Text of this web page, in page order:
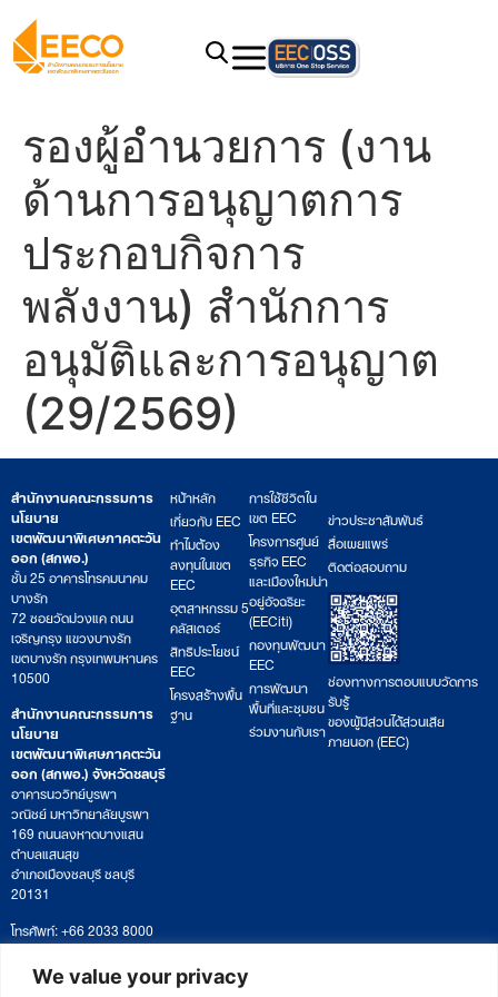
We value your privacy
รองผู้อำนวยการ (งาน
ด้านการอนุญาตการ
ประกอบกิจการ
พลังงาน) สำนักการ
อนุมัติและการอนุญาต
(29/2569)
สำนักงานคณะกรรมการ
นโยบาย
เขตพัฒนาพิเศษภาคตะวัน
ออก (สกพอ.)
ชั้น 25 อาคารโทรคมนาคม
บางรัก
72 ซอยวัดม่วงแค ถนน
เจริญกรุง แขวงบางรัก
เขตบางรัก กรุงเทพมหานคร
10500
สำนักงานคณะกรรมการ
นโยบาย
เขตพัฒนาพิเศษภาคตะวัน
ออก (สกพอ.) จังหวัดชลบุรี
อาคารนววิทย์บูรพา
วณิชย์ มหาวิทยาลัยบูรพา
169 ถนนลงหาดบางแสน
ตำบลแสนสุข
อำเภอเมืองชลบุรี ชลบุรี
20131
โทรศัพท์: +66 2033 8000
เวลาทำการ: จันทร์ – ศุกร์
09:00 – 17:00 น.
ติดตามหนังสือหรือยื่นเอกสาร
หน้าหลัก
เกี่ยวกับ EEC
ทำไมต้อง
ลงทุนในเขต
EEC
อุตสาหกรรม 5
คลัสเตอร์
สิทธิประโยชน์
EEC
โครงสร้างพื้น
ฐาน
การใช้ชีวิตใน
เขต EEC
โครงการศูนย์
ธุรกิจ EEC
และเมืองใหม่น่า
อยู่อัจฉริยะ
(EECiti)
กองทุนพัฒนา
EEC
การพัฒนา
พื้นที่และชุมชน
ร่วมงานกับเรา
ข่าวประชาสัมพันธ์
สื่อเผยแพร่
ติดต่อสอบถาม
ช่องทางการตอบแบบวัดการ
รับรู้
ของผู้มีส่วนได้ส่วนเสีย
ภายนอก (EEC)